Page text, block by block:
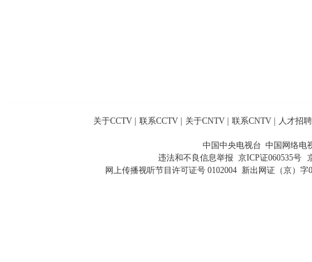
关于CCTV 联系CCTV 关于CNTV 联系CNTV 人才招聘
中国中央电视台 中国网络电
违法和不良信息举报 京ICP证060535号
网上传播视听节目许可证号 0102004 新出网证（京）